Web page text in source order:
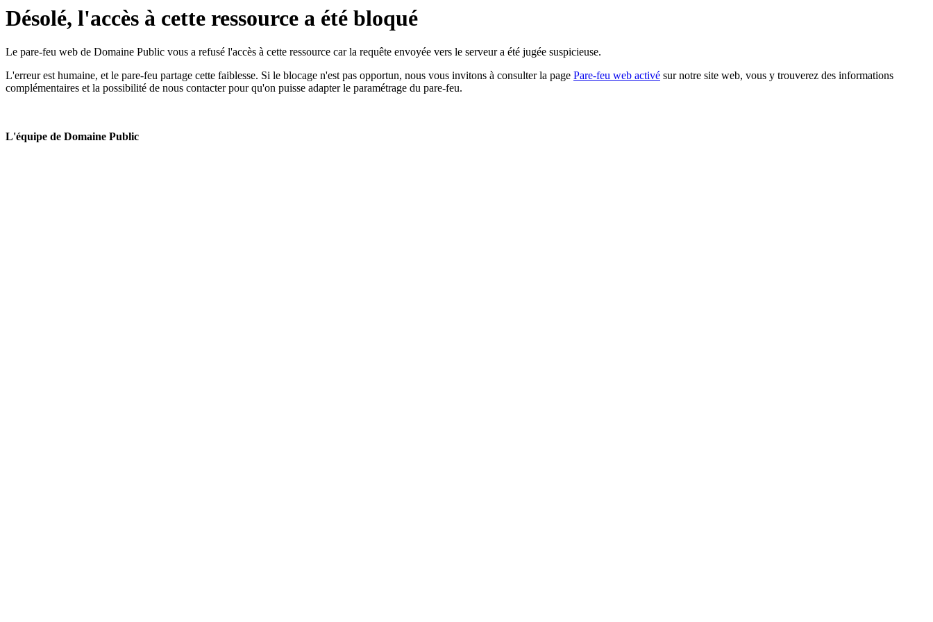
Désolé, l'accès à cette ressource a été bloqué
Le pare-feu web de Domaine Public vous a refusé l'accès à cette ressource car la requête envoyée vers le serveur a été jugée suspicieuse.
L'erreur est humaine, et le pare-feu partage cette faiblesse. Si le blocage n'est pas opportun, nous vous invitons à consulter la page Pare-feu web activé sur notre site web, vous y trouverez des informations
complémentaires et la possibilité de nous contacter pour qu'on puisse adapter le paramétrage du pare-feu.
L'équipe de Domaine Public